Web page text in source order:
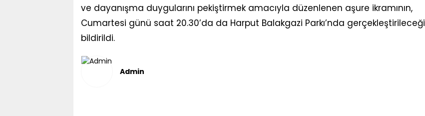
ve dayanışma duygularını pekiştirmek amacıyla düzenlenen aşure ikramının,
Cumartesi günü saat 20.30’da da Harput Balakgazi Parkı’nda gerçekleştirileceği
bildirildi.
Admin